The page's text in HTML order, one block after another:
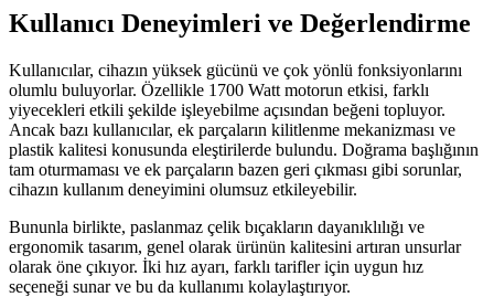
Kullanıcı Deneyimleri ve Değerlendirme
Kullanıcılar, cihazın yüksek gücünü ve çok yönlü fonksiyonlarını
olumlu buluyorlar. Özellikle 1700 Watt motorun etkisi, farklı
yiyecekleri etkili şekilde işleyebilme açısından beğeni topluyor.
Ancak bazı kullanıcılar, ek parçaların kilitlenme mekanizması ve
plastik kalitesi konusunda eleştirilerde bulundu. Doğrama başlığının
tam oturmaması ve ek parçaların bazen geri çıkması gibi sorunlar,
cihazın kullanım deneyimini olumsuz etkileyebilir.
Bununla birlikte, paslanmaz çelik bıçakların dayanıklılığı ve
ergonomik tasarım, genel olarak ürünün kalitesini artıran unsurlar
olarak öne çıkıyor. İki hız ayarı, farklı tarifler için uygun hız
seçeneği sunar ve bu da kullanımı kolaylaştırıyor.